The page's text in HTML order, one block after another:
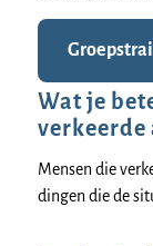
Wat je
verkeerde
Mensen die
dingen die de